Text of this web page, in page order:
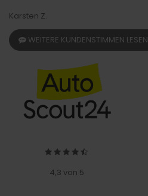
Karsten Z.
WEITERE KUNDENSTIMMEN LESEN
4,3 von 5